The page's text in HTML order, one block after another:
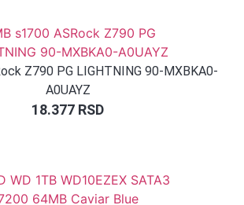
Z790 PG LIGHTNING 90-MXBKA0-
A0UAYZ
18.377 RSD